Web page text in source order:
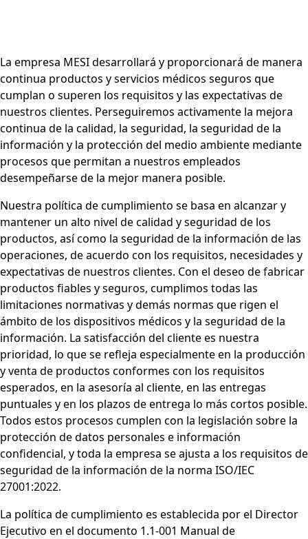
La empresa MESI desarrollará y proporcionará de manera
continua productos y servicios médicos seguros que
cumplan o superen los requisitos y las expectativas de
nuestros clientes. Perseguiremos activamente la mejora
continua de la calidad, la seguridad, la seguridad de la
información y la protección del medio ambiente mediante
procesos que permitan a nuestros empleados
desempeñarse de la mejor manera posible.
Nuestra política de cumplimiento se basa en alcanzar y
mantener un alto nivel de calidad y seguridad de los
productos, así como la seguridad de la información de las
operaciones, de acuerdo con los requisitos, necesidades y
expectativas de nuestros clientes. Con el deseo de fabricar
productos fiables y seguros, cumplimos todas las
limitaciones normativas y demás normas que rigen el
ámbito de los dispositivos médicos y la seguridad de la
información. La satisfacción del cliente es nuestra
prioridad, lo que se refleja especialmente en la producción
y venta de productos conformes con los requisitos
esperados, en la asesoría al cliente, en las entregas
puntuales y en los plazos de entrega lo más cortos posible.
Todos estos procesos cumplen con la legislación sobre la
protección de datos personales e información
confidencial, y toda la empresa se ajusta a los requisitos de
seguridad de la información de la norma ISO/IEC
27001:2022.
La política de cumplimiento es establecida por el Director
Ejecutivo en el documento 1.1-001 Manual de